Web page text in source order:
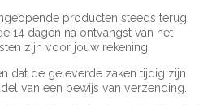
producten steeds terug
14 dagen na ontvangst van het
zijn voor jouw rekening.
dat de geleverde zaken tijdig zijn
van een bewijs van verzending.